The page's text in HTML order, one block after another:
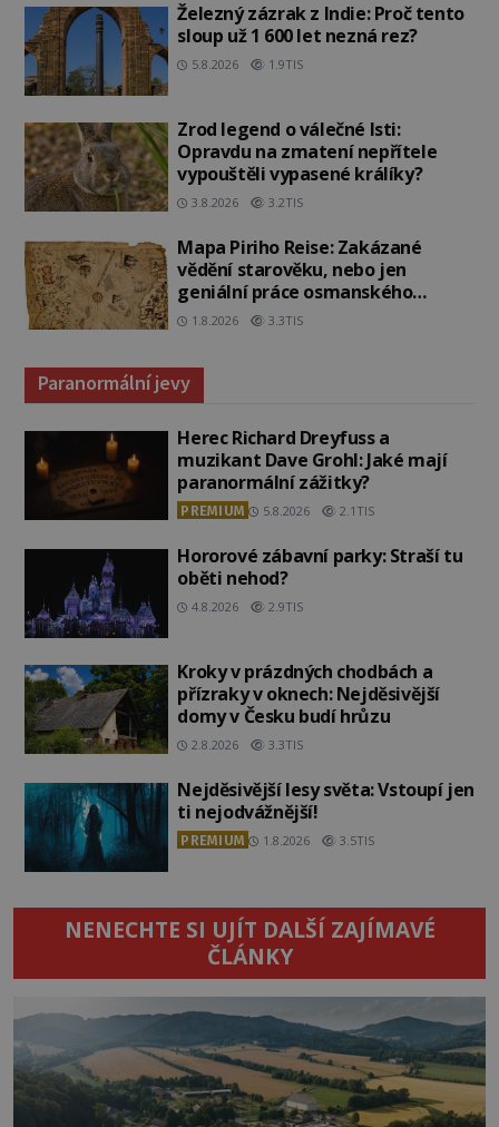
Železný zázrak z Indie: Proč tento
sloup už 1 600 let nezná rez?
5.8.2026 1.9TIS
Zrod legend o válečné lsti:
Opravdu na zmatení nepřítele
vypouštěli vypasené králíky?
3.8.2026 3.2TIS
Mapa Piriho Reise: Zakázané
vědění starověku, nebo jen
geniální práce osmanského
admirála?
1.8.2026 3.3TIS
Paranormální jevy
Herec Richard Dreyfuss a
muzikant Dave Grohl: Jaké mají
paranormální zážitky?
PREMIUM 5.8.2026 2.1TIS
Hororové zábavní parky: Straší tu
oběti nehod?
4.8.2026 2.9TIS
Kroky v prázdných chodbách a
přízraky v oknech: Nejděsivější
domy v Česku budí hrůzu
2.8.2026 3.3TIS
Nejděsivější lesy světa: Vstoupí jen
ti nejodvážnější!
PREMIUM 1.8.2026 3.5TIS
NENECHTE SI UJÍT DALŠÍ ZAJÍMAVÉ
ČLÁNKY